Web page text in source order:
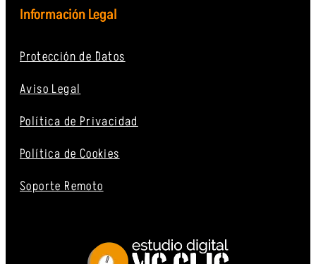
Información Legal
Protección de Datos
Aviso Legal
Política de Privacidad
Política de Cookies
Soporte Remoto